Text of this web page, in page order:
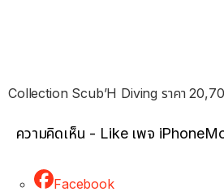
Collection Scub’H Diving ราคา
ความคิดเห็น - Like เพจ
Facebook